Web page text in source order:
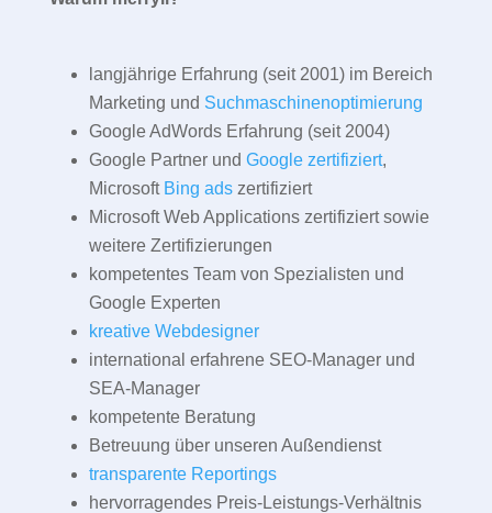
langjährige Erfahrung (seit 2001) im Bereich
Marketing und Suchmaschinenoptimierung
Google AdWords Erfahrung (seit 2004)
Google Partner und Google zertifiziert,
Microsoft Bing adszertifiziert
Microsoft Web Applications zertifiziert sowie
weitere Zertifizierungen
kompetentes Team von Spezialisten und
Google Experten
kreative Webdesigner
international erfahrene SEO-Manager und
SEA-Manager
kompetente Beratung
Betreuung über unseren Außendienst
transparente Reportings
hervorragendes Preis-Leistungs-Verhältnis